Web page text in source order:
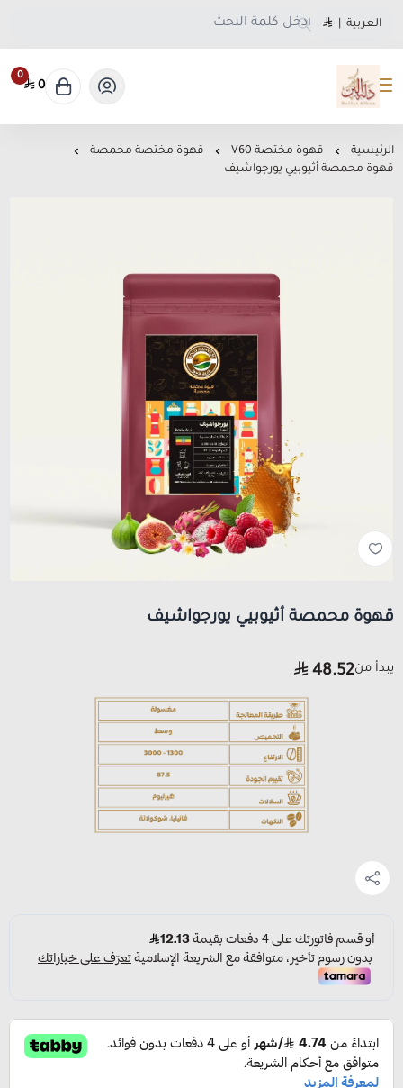
العربية
متجر دلة البن
0
0
الرئيسية قهوة مختصة V60
قهوة مختصة محمصة
قهوة محمصة أثيوبيي يورجواشيف
قهوة محمصة أثيوبيي يورجواشيف
يبدأ من48.52